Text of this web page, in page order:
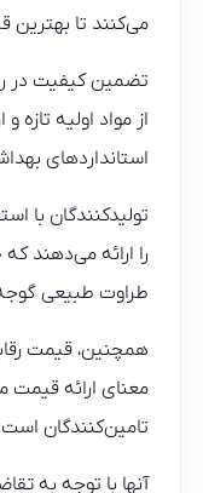
می‌کنند تا بهترین
تضمین کیفیت در
از مواد اولیه تازه
استانداردهای
تولیدکنندگان با
را ارائه می‌دهند
طراوت طبیعی
همچنین، قیمت
معنای ارائه قیمت
تامین‌کنندگان
آنها با توجه به